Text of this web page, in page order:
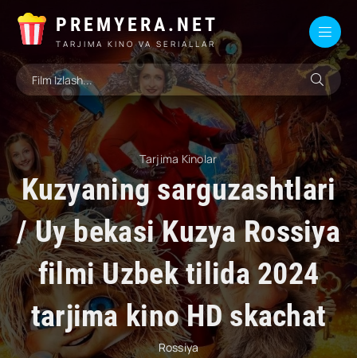
PREMYERA.NET
TARJIMA KINO VA SERIALLAR
Tarjima Kinolar
Kuzyaning sarguzashtlari
/ Uy bekasi Kuzya Rossiya
filmi Uzbek tilida 2024
tarjima kino HD skachat
Rossiya